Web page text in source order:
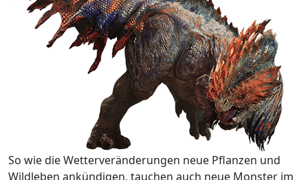
So wie die Wetterveränderungen neue Pflanzen und
Wildleben ankündigen, tauchen auch neue Monster im